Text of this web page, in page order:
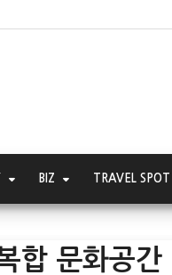
BIZ TRAVEL SPOT
합 문화공간